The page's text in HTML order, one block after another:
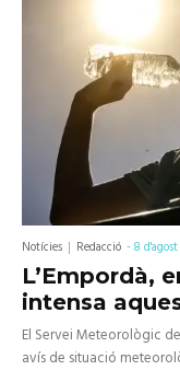
Notícies Redacció -8
L’Empordà,
intensa
El Servei Meteorològic
avís de situació